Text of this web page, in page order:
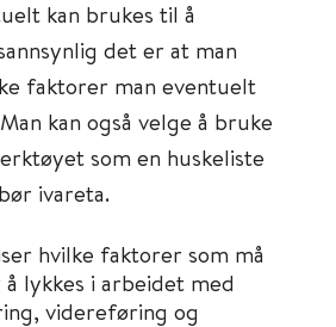
kan brukes til å
det er at man
faktorer man eventuelt
kan også velge å bruke
som en huskeliste
ivareta.
hvilke faktorer som må
lykkes i arbeidet med
videreføring og